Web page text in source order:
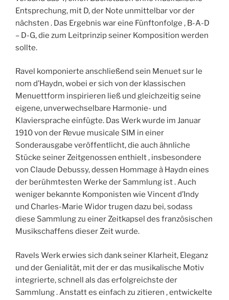
Entsprechung, mit D, der Note unmittelbar vor der
nächsten . Das Ergebnis war eine Fünftonfolge , B-A-D
– D-G, die zum Leitprinzip seiner Komposition werden
sollte.
Ravel komponierte anschließend sein Menuet sur le
nom d’Haydn, wobei er sich von der klassischen
Menuettform inspirieren ließ und gleichzeitig seine
eigene, unverwechselbare Harmonie- und
Klaviersprache einfügte. Das Werk wurde im Januar
1910 von der Revue musicale SIM in einer
Sonderausgabe veröffentlicht, die auch ähnliche
Stücke seiner Zeitgenossen enthielt , insbesondere
von Claude Debussy, dessen Hommage à Haydn eines
der berühmtesten Werke der Sammlung ist . Auch
weniger bekannte Komponisten wie Vincent d’Indy
und Charles-Marie Widor trugen dazu bei, sodass
diese Sammlung zu einer Zeitkapsel des französischen
Musikschaffens dieser Zeit wurde.
Ravels Werk erwies sich dank seiner Klarheit, Eleganz
und der Genialität, mit der er das musikalische Motiv
integrierte, schnell als das erfolgreichste der
Sammlung . Anstatt es einfach zu zitieren , entwickelte